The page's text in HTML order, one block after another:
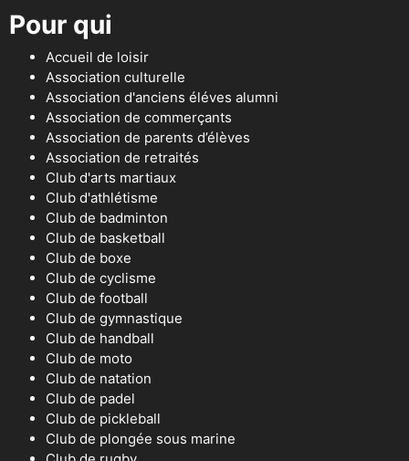
Pour qui
Accueil de loisir
Association culturelle
Association d'anciens éléves alumni
Association de commerçants
Association de parents d’élèves
Association de retraités
Club d'arts martiaux
Club d'athlétisme
Club de badminton
Club de basketball
Club de boxe
Club de cyclisme
Club de football
Club de gymnastique
Club de handball
Club de moto
Club de natation
Club de padel
Club de pickleball
Club de plongée sous marine